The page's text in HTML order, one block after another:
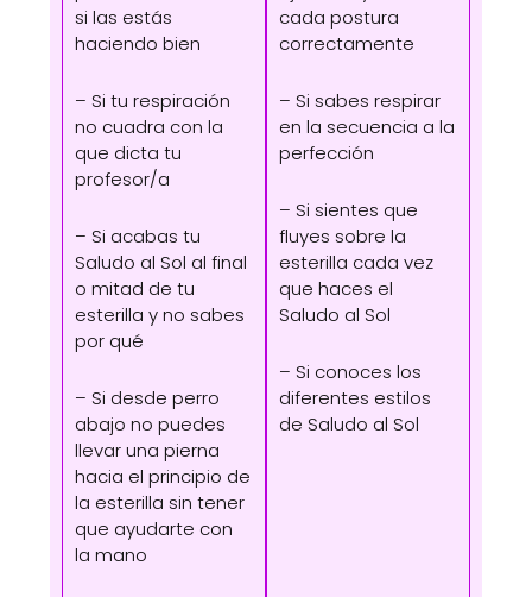
si las estás
haciendo bien
– Si tu respiración
no cuadra con la
que dicta tu
profesor/a
– Si acabas tu
Saludo al Sol al final
o mitad de tu
esterilla y no sabes
por qué
– Si desde perro
abajo no puedes
llevar una pierna
hacia el principio de
la esterilla sin tener
que ayudarte con
la mano
cada postura
correctamente
– Si sabes respirar
en la secuencia a la
perfección
– Si sientes que
fluyes sobre la
esterilla cada vez
que haces el
Saludo al Sol
– Si conoces los
diferentes estilos
de Saludo al Sol